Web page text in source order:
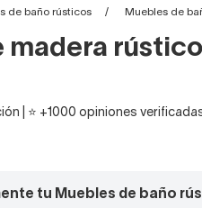
de baño rústicos Muebles de
madera
| ⭐ +1000 opiniones
tu Muebles de baño